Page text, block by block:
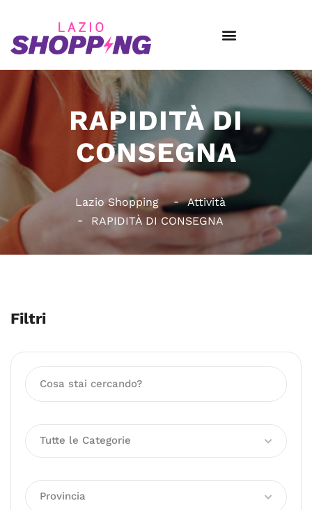
RAPIDITÀ DI
CONSEGNA
Lazio Shopping
Attività
RAPIDITÀ DI CONSEGNA
Filtri
Tutte le Categorie
Provincia